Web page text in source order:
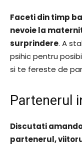
Faceti din timp
nevoie la
surprindere. A
psihic pentru
si te fereste de
Partenerul
Discutati
partenerul,